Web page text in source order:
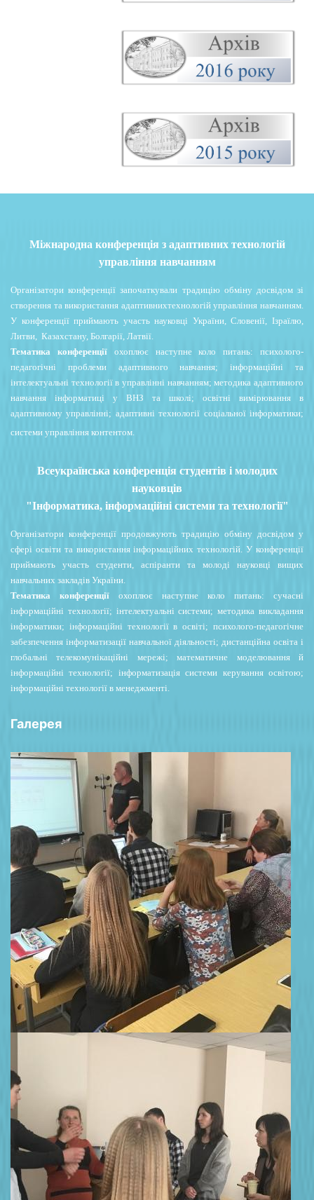
Міжнародна конференція з адаптивних технологій
управління навчанням
Організатори конференції започаткували традицію обміну досвідом зі
створення та використання адаптивнихтехнологій управління навчанням.
У конференції приймають участь науковці України, Словенії, Ізраїлю,
Литви, Казахстану, Болгарії, Латвії.
Тематика конференціїохоплює наступне коло питань: психолого-
педагогічні проблеми адаптивного навчання; інформаційні та
інтелектуальні технології в управлінні навчанням; методика адаптивного
навчання інформатиці у ВНЗ та школі; освітні вимірювання в
адаптивному управлінні; адаптивні технології соціальної інформатики;
системи управління контентом.
Всеукраїнська конференція студентів і молодих
науковців
"Інформатика, інформаційні системи та технології"
Організатори конференції продовжують традицію обміну досвідом у
сфері освіти та використанняінформаційних технологій. У конференції
приймають участь студенти, аспіранти та молоді науковці вищих
навчальних закладів України.
Тематика конференції охоплює наступне коло питань: сучасні
інформаційні технології; інтелектуальні системи; методика викладання
інформатики; інформаційні технології в освіті; психолого-педагогічне
забезпечення інформатизації навчальної діяльності; дистанційна освіта і
глобальні телекомунікаційні мережі; математичне моделювання й
інформаційні технології; інформатизація системи керування освітою;
інформаційні технології в менеджменті.
Галерея